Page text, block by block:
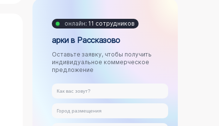
онлайн: 11 сотрудников
арки в Рассказово
Оставьте заявку, чтобы получить
индивидуальное коммерческое
предложение